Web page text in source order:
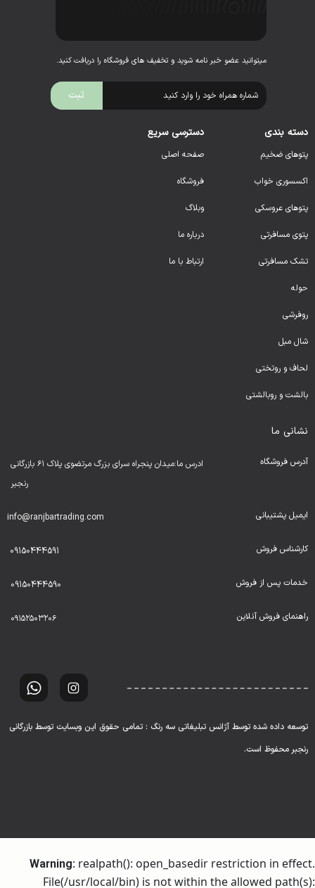
میتوانید عضو خبر نامه شوید و تخفیف های فروشگاه را دریافت کنید.
دسته بندی
پتوهای ضخیم
اکسسوری خواب
پتوهای عروسکی
پتوی مسافرتی
تشک مسافرتی
حوله
روفرشی
شال مبل
لحاف و روتختی
بالشت و روبالشتی
دسترسی سریع
صفحه اصلی
فروشگاه
وبلاگ
درباره ما
ارتباط با ما
نشانی ما
آدرس فروشگاه
ادرس ما:میدان پنجراه سرای بزرگ مرتضوی پلاک ۶۱ بازرگانی
رنجبر
ایمیل پشتیبانی info@ranjbartrading.com
کارشناس فروش 09150444591
خدمات پس از فروش 09150444590
راهنمای فروش آنلاین ۰۹۱۵۲۵۰۳۲۰۶
توسعه داده شده توسط آژانس تبلیغاتی سه رنگ : تمامی حقوق این وبسایت توسط بازرگانی
رنجبر محفوظ است.
Warning: realpath(): open_basedir restriction in effect.
File(/usr/local/bin) is not within the allowed path(s):